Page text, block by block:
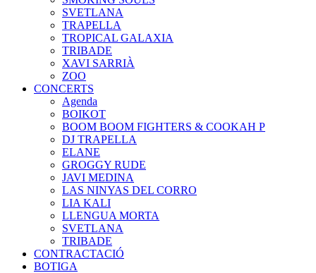
SVETLANA
TRAPELLA
TROPICAL GALAXIA
TRIBADE
XAVI SARRIÀ
ZOO
CONCERTS
Agenda
BOIKOT
BOOM BOOM FIGHTERS & COOKAH P
DJ TRAPELLA
ELANE
GROGGY RUDE
JAVI MEDINA
LAS NINYAS DEL CORRO
LIA KALI
LLENGUA MORTA
SVETLANA
TRIBADE
CONTRACTACIÓ
BOTIGA